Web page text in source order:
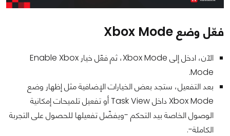
فعّل وضع Xbox Mode
الآن، ادخل إلى Xbox Mode، ثم فعّل خيار Enable Xbox
Mode.
بعد التفعيل، ستجد بعض الخيارات الإضافية مثل إظهار وضع
Xbox Mode داخل Task View أو تفعيل تلميحات إمكانية
الوصول الخاصة بيد التحكم -ويفضّل تفعيلها للحصول على التجربة
الكاملة-.